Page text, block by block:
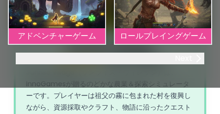
Sunrise Village
InnoGamesが贈るのどかな農業＆探索シミュレータ
ーです。プレイヤーは祖父の霧に包まれた村を復興し
ながら、資源採取やクラフト、物語に沿ったクエスト
アドベンチャーゲーム
ロールプレイングゲーム